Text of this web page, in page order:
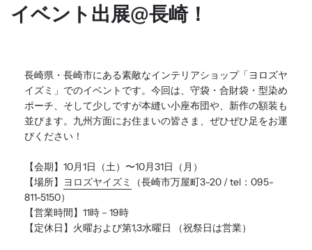
イベント出展@長崎！
長崎県・長崎市にある素敵なインテリアショップ「ヨロズヤ
イズミ」でのイベントです。今回は、守袋・合財袋・ 型染め
ポーチ、そして少しですが本縫い小座布団や、 新作の額装も
並びます。九州方面にお住まいの皆さま、 ぜひぜひ足をお運
びください！
【会期】10月1日（土）〜10月31日（月）
【場所】
ヨロズヤイズミ （長崎市万屋町3-20 / tel：095-
811-5150）
【営業時間】11時－19時
【定休日】火曜および第1,3水曜日
（祝祭日は営業）